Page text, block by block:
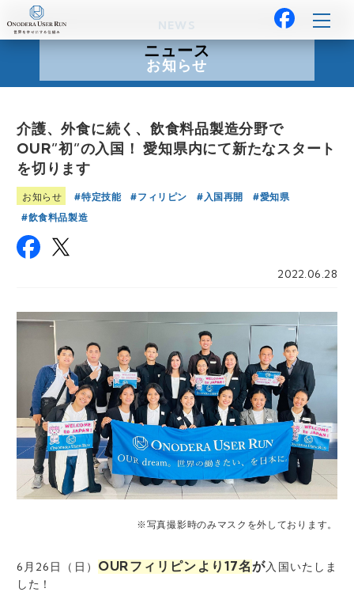
ニュース
お知らせ
介護、外食に続く、飲食料品製造分野で
OUR”初”の入国！ 愛知県内にて新たなスタート
を切ります
お知らせ 特定技能 フィリピン 入国再開
愛知県
飲食料品製造
2022.06.28
※写真撮影時のみマスクを外しております。
6月26日（日） OURフィリピンより17名が入国いたしま
した！